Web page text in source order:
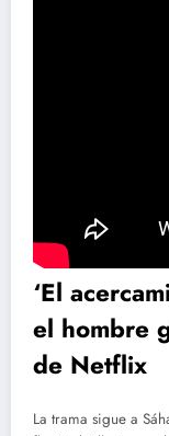
‘El
el hombre
de Netflix
La trama sigue a